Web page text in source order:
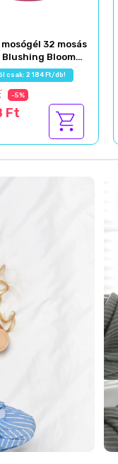
32 mosás
Blushing Bloom
ruhákhoz
csak: 2 184 Ft/db!
-5%
Ft